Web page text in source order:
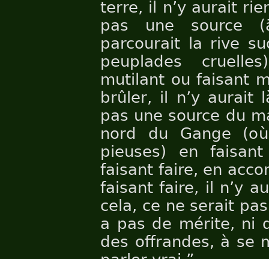
terre, il n’y aurait
pas une source
parcourait la rive
peuplades
mutilant ou faisant
brûler, il n’y aurait
pas une source du
nord du Gange
pieuses) en
faisant faire, en
faisant faire, il n’y
cela, ce ne serait
a pas de mérite, ni
des offrandes, à se